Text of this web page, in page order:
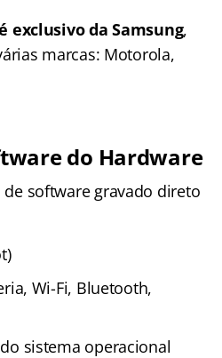
exclusivo da Samsung,
marcas: Motorola,
do Hardware
software gravado direto
Wi-Fi, Bluetooth,
sistema operacional